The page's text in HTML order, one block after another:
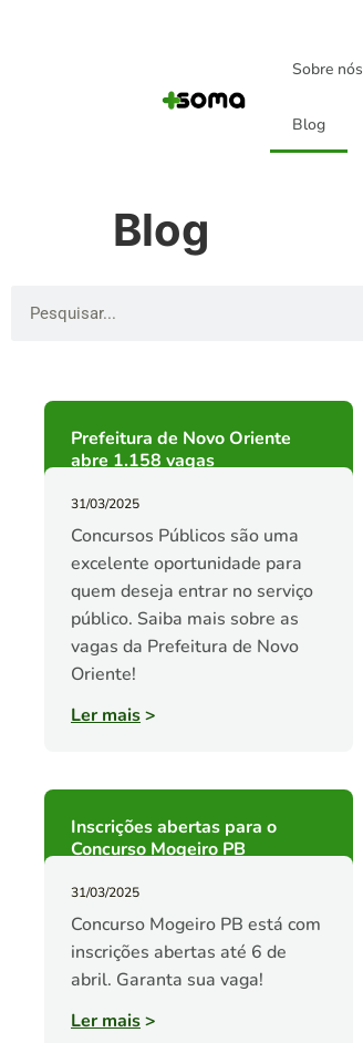
Sobre nós
Blog
Blog
Prefeitura de Novo Oriente
abre 1.158 vagas
31/03/2025
Concursos Públicos são uma
excelente oportunidade para
quem deseja entrar no serviço
público. Saiba mais sobre as
vagas da Prefeitura de Novo
Oriente!
Ler mais>
Inscrições abertas para o
Concurso Mogeiro PB
31/03/2025
Concurso Mogeiro PB está com
inscrições abertas até 6 de
abril. Garanta sua vaga!
Ler mais>